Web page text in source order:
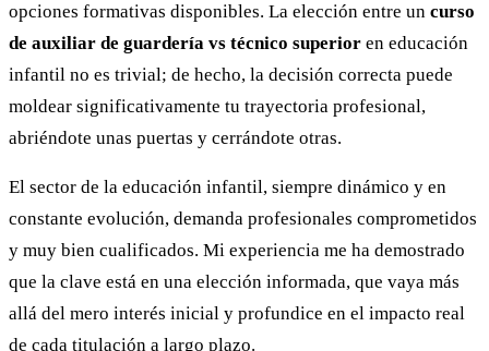
opciones formativas disponibles. La elección entre un curso
de auxiliar de guardería vs técnico superior en educación
infantil no es trivial; de hecho, la decisión correcta puede
moldear significativamente tu trayectoria profesional,
abriéndote unas puertas y cerrándote otras.
El sector de la educación infantil, siempre dinámico y en
constante evolución, demanda profesionales comprometidos
y muy bien cualificados. Mi experiencia me ha demostrado
que la clave está en una elección informada, que vaya más
allá del mero interés inicial y profundice en el impacto real
de cada titulación a largo plazo.